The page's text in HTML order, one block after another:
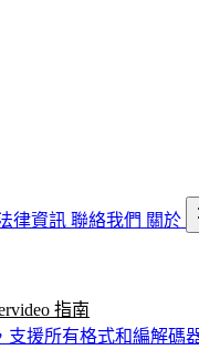
律資訊 聯絡我們 關於
指南
支援所有格式和編解碼